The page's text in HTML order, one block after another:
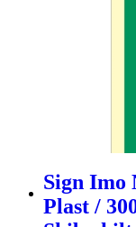
Sign Imo
Plast /